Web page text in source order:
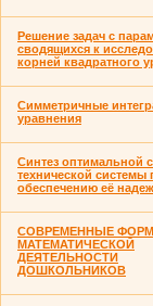
Решение задач с
сводящихся к
корней квадратного
Симметричные
уравнения
Синтез оптимальной
технической системы
обеспечению её
СОВРЕМЕННЫЕ
МАТЕМАТИЧЕСКОЙ
ДЕЯТЕЛЬНОСТИ
ДОШКОЛЬНИКОВ